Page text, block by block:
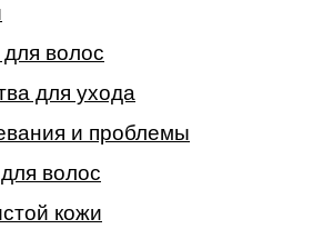
волос
для ухода
и проблемы
волос
кожи